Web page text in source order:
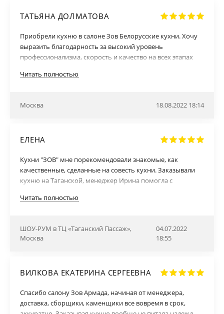
ТАТЬЯНА ДОЛМАТОВА
Приобрели кухню в салоне Зов Белорусские кухни. Хочу
выразить благодарность за высокий уровень
профессионализма, скорость и качество на всех этапах
очень приятно работать с профессионалами своего дела!
Читать полностью
Москва 18.08.2022 18:14
ЕЛЕНА
Кухни "ЗОВ" мне порекомендовали знакомые, как
качественные, сделанные на совесть кухни. Заказывали
кухню на Таганской, менеджер Ирина помогла с
и долго сомневающийся человек))) поэтому её помощь
выбрать технику для кухни. И вот сегодня я стала
обладательницей самой красивой и комфортной кухни.
Читать полностью
ШОУ-РУМ в ТЦ «Таганский Пассаж»,
Москва
04.07.2022
18:55
ВИЛКОВА ЕКАТЕРИНА СЕРГЕЕВНА
Спасибо салону Зов Армада, начиная от менеджера,
доставка, сборщики, каменщики все вовремя в срок,